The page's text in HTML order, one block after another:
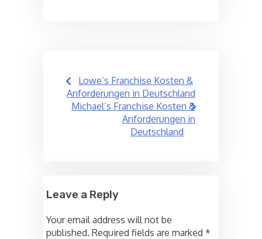
Post
navigation
Lowe’s Franchise Kosten &
Anforderungen in Deutschland
Michael’s Franchise Kosten &
Anforderungen in
Deutschland
Leave a Reply
Your email address will not be
published. Required fields are marked *